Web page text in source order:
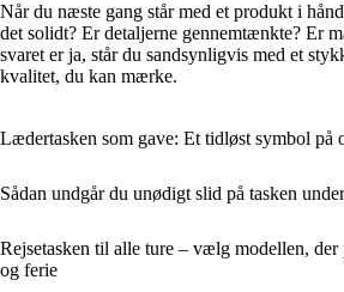
Når du næste gang står med et produkt i
det solidt? Er detaljerne gennemtænkte? Er
svaret er ja, står du sandsynligvis med et
kvalitet, du kan mærke.
Lædertasken som gave: Et tidløst symbol på
Sådan undgår du unødigt slid på tasken
Rejsetasken til alle ture – vælg modellen, der
og ferie